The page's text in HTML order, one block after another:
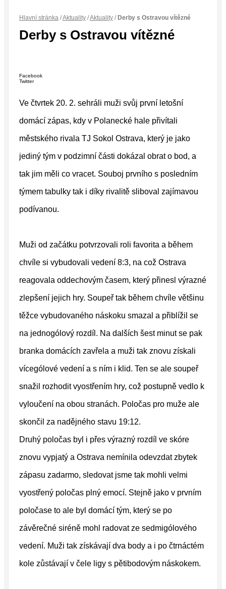
Hlavní stránka /Aktuality /Aktuality / Derby s Ostravou vítězné
Derby s Ostravou vítězné
Facebook
Twitter
Ve čtvrtek 20. 2. sehráli muži svůj první letošní
domácí zápas, kdy v Polanecké hale přivítali
městského rivala TJ Sokol Ostrava, který je jako
jediný tým v podzimní části dokázal obrat o bod, a
tak jim měli co vracet. Souboj prvního s posledním
týmem tabulky tak i díky rivalitě sliboval zajímavou
podívanou.
Muži od začátku potvrzovali roli favorita a během
chvíle si vybudovali vedení 8:3, na což Ostrava
reagovala oddechovým časem, který přinesl výrazné
zlepšení jejich hry. Soupeř tak během chvíle většinu
těžce vybudovaného náskoku smazal a přiblížil se
na jednogólový rozdíl. Na dalších šest minut se pak
branka domácích zavřela a muži tak znovu získali
vícególové vedení a s ním i klid. Ten se ale soupeř
snažil rozhodit vyostřením hry, což postupně vedlo k
vyloučení na obou stranách. Poločas pro muže ale
skončil za nadějného stavu 19:12.
Druhý poločas byl i přes výrazný rozdíl ve skóre
znovu vypjatý a Ostrava nemínila odevzdat zbytek
zápasu zadarmo, sledovat jsme tak mohli velmi
vyostřený poločas plný emocí. Stejně jako v prvním
poločase to ale byl domácí tým, který se po
závěrečné siréně mohl radovat ze sedmigólového
vedení. Muži tak získávají dva body a i po čtrnáctém
kole zůstávají v čele ligy s pětibodovým náskokem.